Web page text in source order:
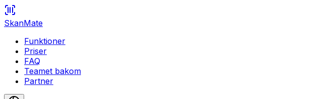
SkanMate
Funktioner
Priser
FAQ
Teamet bakom
Partner